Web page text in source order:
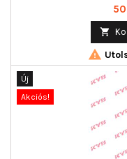
Ár


Új
Akciós!